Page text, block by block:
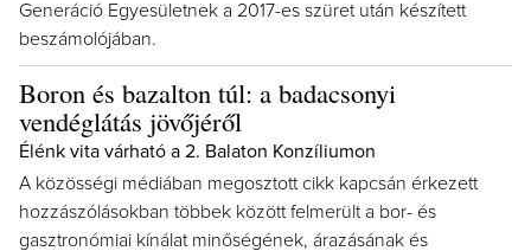
Generáció Egyesületnek a 2017-es szüret után készített
beszámolójában.
Boron és bazalton túl: a badacsonyi
vendéglátás jövőjéről
Élénk vita várható a 2. Balaton Konzíliumon
A közösségi médiában megosztott cikk kapcsán érkezett
hozzászólásokban többek között felmerült a bor- és
gasztronómiai kínálat minőségének, árazásának és